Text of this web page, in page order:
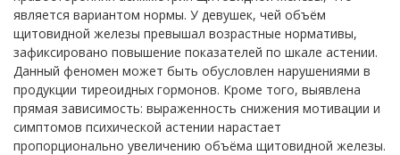
является вариантом нормы. У девушек, чей объём
щитовидной железы превышал возрастные нормативы,
зафиксировано повышение показателей по шкале астении.
Данный феномен может быть обусловлен нарушениями в
продукции тиреоидных гормонов. Кроме того, выявлена
прямая зависимость: выраженность снижения мотивации и
симптомов психической астении нарастает
пропорционально увеличению объёма щитовидной железы.